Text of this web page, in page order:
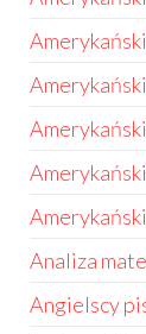
Analiza
Angielscy